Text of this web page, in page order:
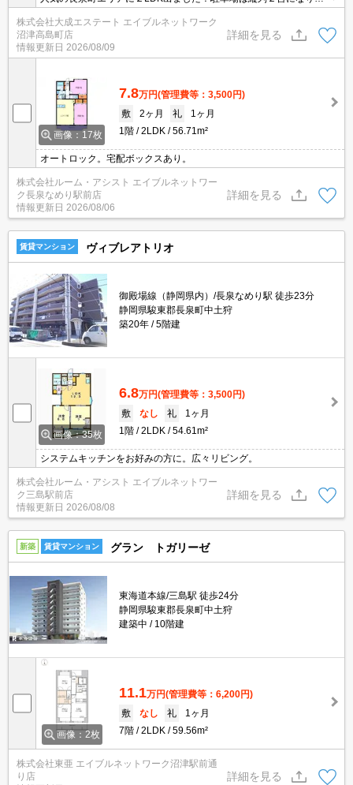
す！アクセントクロス、ダウンライトで内装もオシャレです！
株式会社大成エステート エイブルネットワーク
沼津高島町店
情報更新日 2026/08/09
詳細を見る
画像：17枚
7.8万円(管理費等：3,500円)
敷
2ヶ月 礼
1ヶ月
1階
2LDK 56.71m²
オートロック。宅配ボックスあり。
株式会社ルーム・アシスト エイブルネットワー
ク長泉なめり駅前店
情報更新日 2026/08/06
詳細を見る
賃貸マンション ヴィブレアトリオ
御殿場線（静岡県内）/長泉なめり駅 徒歩23分
静岡県駿東郡長泉町中土狩
築20年
5階建
画像：35枚
6.8万円(管理費等：3,500円)
敷
なし 礼
1ヶ月
1階
2LDK 54.61m²
システムキッチンをお好みの方に。広々リビング。
株式会社ルーム・アシスト エイブルネットワー
ク三島駅前店
情報更新日 2026/08/08
詳細を見る
新築 賃貸マンション グラン トガリーゼ
東海道本線/三島駅 徒歩24分
静岡県駿東郡長泉町中土狩
建築中
10階建
画像：2枚
11.1万円(管理費等：6,200円)
敷
なし 礼
1ヶ月
7階
2LDK 59.56m²
株式会社東亜 エイブルネットワーク沼津駅前通
り店
詳細を見る